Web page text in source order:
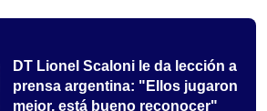
DT Lionel Scaloni le da lección a
prensa argentina: "Ellos jugaron
mejor, está bueno reconocer"